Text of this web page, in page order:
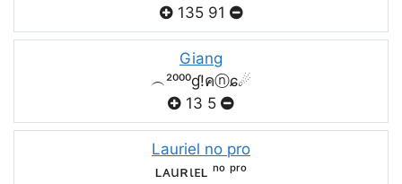
135 91
Giang
︵²⁰⁰⁰ɠ!คⓝɕ☄
13 5
Lauriel no pro
ʟᴀuʀιᴇʟ ⁿᵒ ᵖʳᵒ